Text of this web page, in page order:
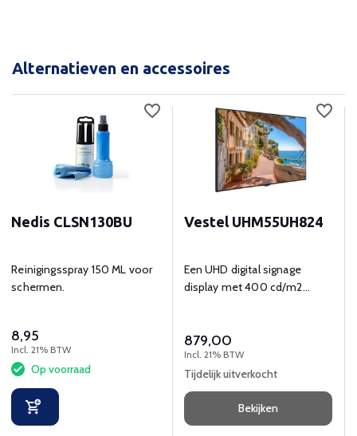
Alternatieven en accessoires
Nedis CLSN130BU
Reinigingsspray 150 ML voor
schermen.
8,95
Incl. 21% BTW
Op voorraad
Vestel UHM55UH824
Een UHD digital signage
display met 400 cd/m2
879,00
Incl. 21% BTW
Tijdelijk uitverkocht
Bekijken